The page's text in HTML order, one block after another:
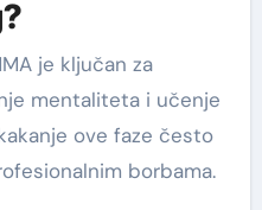
je ključan za
mentaliteta i učenje
ove faze često
borbama.